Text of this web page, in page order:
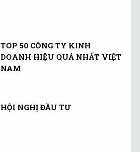
TOP 50 CÔNG TY KINH
DOANH HIỆU QUẢ NHẤT VIỆT
NAM
HỘI NGHỊ ĐẦU TƯ